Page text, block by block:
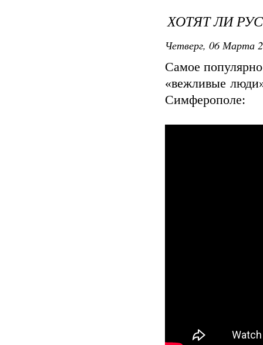
ХОТЯТ ЛИ
Четверг, 06 Марта
Самое
«вежливые
Симферополе: